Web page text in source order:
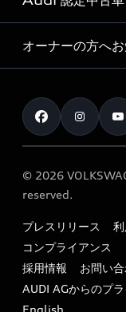
価格シミュレーショ
車両比較
カタログ一覧
Audi collection
アウディナビアプリ
サービス入庫予約
サービスプログラム
メンテナンス
車検 / 定期点検
e-tronアフターサ
myAudi
Audi認定中古車
クオリティ
保証
メンテナンス
ファイナンス
キャンペーン / イベ
買取査定
オーナーの方へ
お知らせ
オーナー様向けキャ
特定整備適用車一覧
リサイクル法
よくある質問（FAQ
© 2026
reserved.
プレスリリース
コンプライアンス
採用情報
お問い
AUDI AGからのプ
English